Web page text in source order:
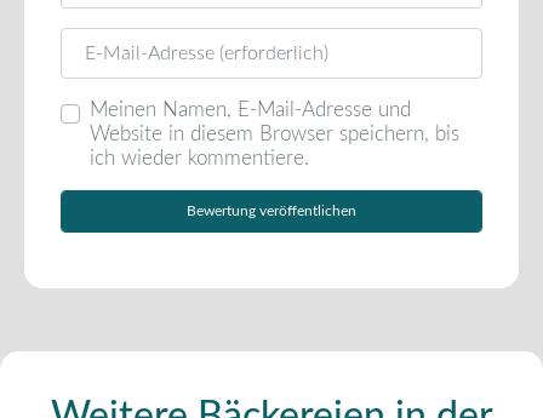
E-Mail
Meinen Namen, E-Mail-Adresse und
Website in diesem Browser speichern, bis
ich wieder kommentiere.